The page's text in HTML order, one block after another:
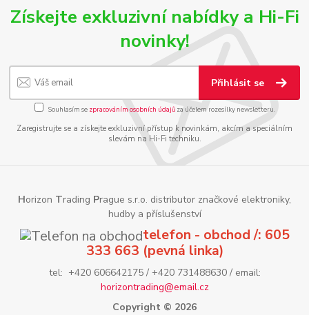
Získejte exkluzivní nabídky a Hi-Fi
novinky!
Přihlásit se
Souhlasím se zpracováním osobních údajůza účelem rozesílky newsletteru.
Zaregistrujte se a získejte exkluzivní přístup k novinkám, akcím a speciálním
slevám na Hi-Fi techniku.
Horizon Trading Prague s.r.o. distributor značkové elektroniky,
hudby a příslušenství
telefon - obchod /: 605
333 663 (pevná linka)
tel: +420 606642175 / +420 731488630 / email:
horizontrading@email.cz
Copyright © 2026